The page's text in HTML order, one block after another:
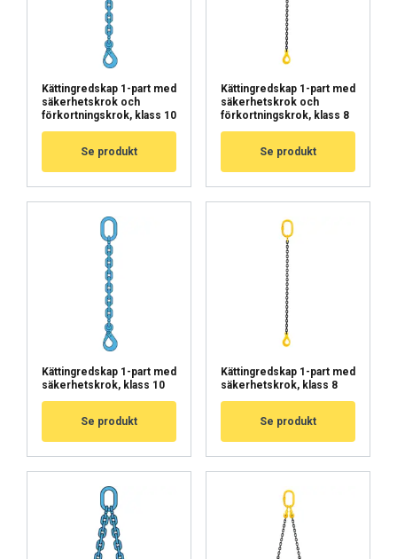
Kättingredskap 1-part med
säkerhetskrok och
förkortningskrok, klass 10
Se produkt
Kättingredskap 1-part med
säkerhetskrok och
förkortningskrok, klass 8
Se produkt
Kättingredskap 1-part med
säkerhetskrok, klass 10
Se produkt
Kättingredskap 1-part med
säkerhetskrok, klass 8
Se produkt
HYLKÄÄ KAIKKI
NÄYTÄ TIEDOT
Cookie Policy